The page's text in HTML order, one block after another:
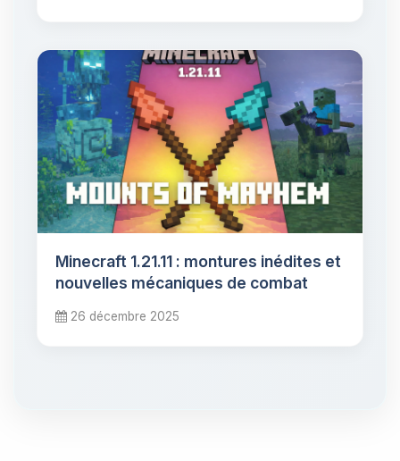
Minecraft 1.21.11 : montures inédites et
nouvelles mécaniques de combat
26 décembre 2025